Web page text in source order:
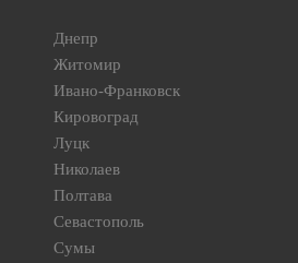
Днепр
Житомир
Ивано-Франковск
Кировоград
Луцк
Николаев
Полтава
Севастополь
Сумы